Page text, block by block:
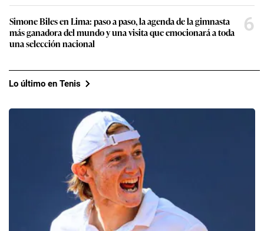
Simone Biles en Lima: paso a paso, la agenda de la gimnasta
más ganadora del mundo y una visita que emocionará a toda
una selección nacional
6
Lo último en Tenis